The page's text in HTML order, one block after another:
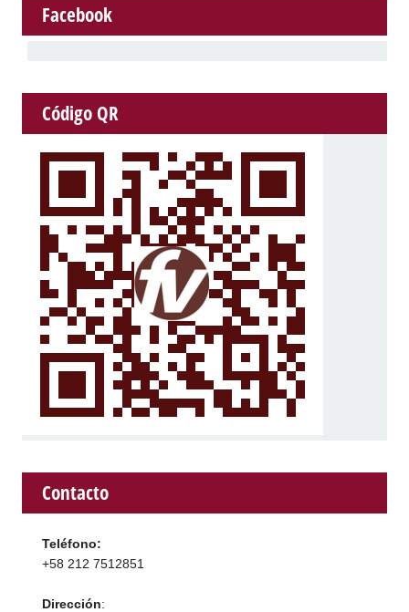
Facebook
Código QR
Contacto
Teléfono:
+58 212 7512851
Dirección: